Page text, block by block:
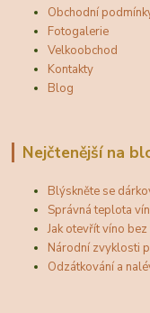
Obchodní
Fotogalerie
Velkoobchod
Kontakty
Blog
Nejčtenější na
Blýskněte se
Správná teplota
Jak otevřít víno
Národní zvyklosti
Odzátkování a